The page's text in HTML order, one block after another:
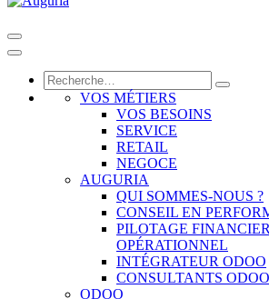
VOS MÉTIERS
VOS BESOINS
SERVICE
RETAIL
NEGOCE
AUGURIA
QUI SOMMES-NOUS ?
CONSEIL EN
PILOTAGE
OPÉRATIONNEL
INTÉGRATEUR ODOO
CONSULTANTS ODOO
ODOO